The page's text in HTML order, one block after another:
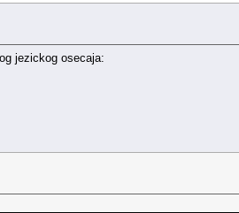
jezickog osecaja: